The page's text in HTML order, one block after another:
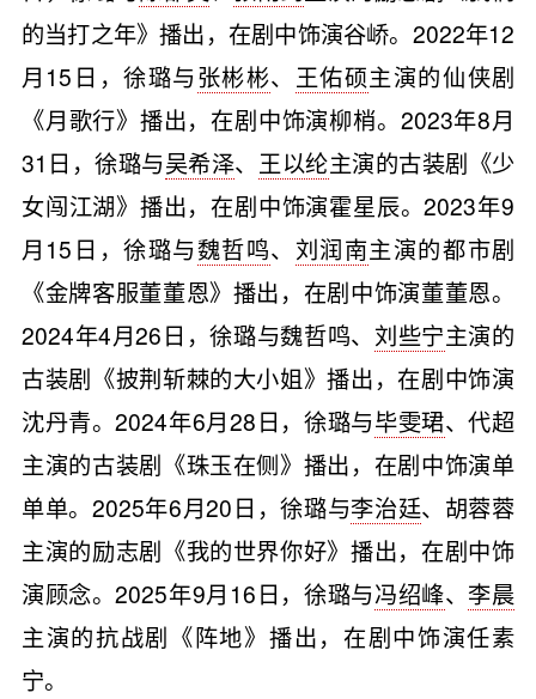
的当打之年》播出，在剧中饰演谷峤。2022年12
月15日，徐璐与张彬彬、 王佑硕主演的仙侠剧
《月歌行》播出，在剧中饰演柳梢。2023年8月
31日，徐璐与吴希泽、 王以纶主演的古装剧《少
女闯江湖》播出，在剧中饰演霍星辰。2023年9
月15日，徐璐与魏哲鸣、 刘润南主演的都市剧
《金牌客服董董恩》播出，在剧中饰演董董恩。
2024年4月26日，徐璐与魏哲鸣、 刘些宁主演的
古装剧《披荆斩棘的大小姐》播出，在剧中饰演
沈丹青。2024年6月28日，徐璐与毕雯珺、代超
主演的古装剧《珠玉在侧》播出，在剧中饰演单
单单。2025年6月20日，徐璐与李治廷、胡蓉蓉
主演的励志剧《我的世界你好》播出，在剧中饰
演顾念。2025年9月16日，徐璐与冯绍峰、 李晨
主演的抗战剧《阵地》播出，在剧中饰演任素
宁。